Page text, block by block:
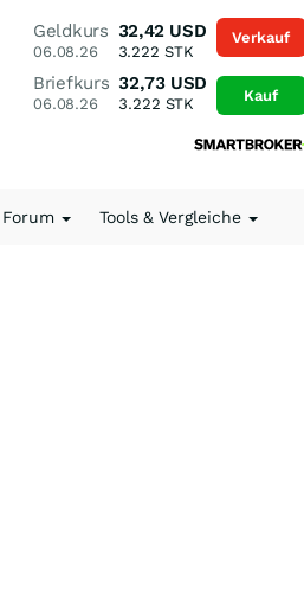
Geldkurs
06.08.26
32,42 USD
3.222 STK
Briefkurs
06.08.26
32,73 USD
3.222 STK
Verkauf
Kauf
Forum Tools & Vergleiche